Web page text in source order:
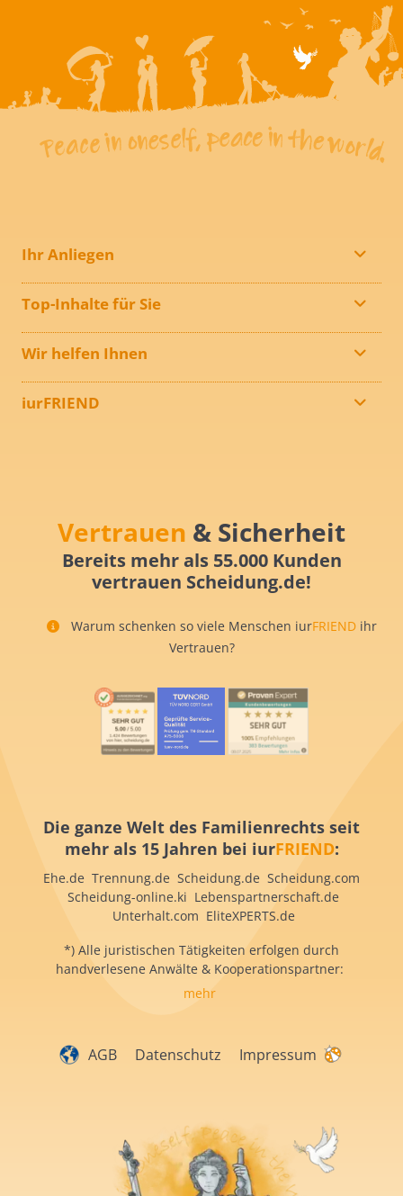
Ihr Anliegen
Top-Inhalte für Sie
Wir helfen Ihnen
iurFRIEND
Vertrauen & Sicherheit
Bereits mehr als 55.000 Kunden
vertrauen Scheidung.de!
Warum schenken so viele Menschen iurFRIEND ihr
Vertrauen?
Die ganze Welt des Familienrechts seit
mehr als 15 Jahren bei iurFRIEND:
Ehe.de Trennung.de Scheidung.de Scheidung.com
Scheidung-online.ki Lebenspartnerschaft.de
Unterhalt.com EliteXPERTS.de
*) Alle juristischen Tätigkeiten erfolgen durch
handverlesene Anwälte & Kooperationspartner:
mehr
AGB Datenschutz Impressum